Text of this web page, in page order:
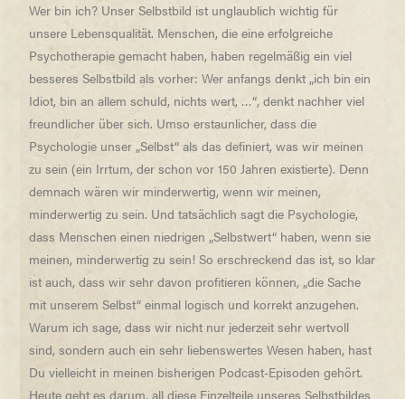
Wer bin ich? Unser Selbstbild ist unglaublich wichtig für
unsere Lebensqualität. Menschen, die eine erfolgreiche
Psychotherapie gemacht haben, haben regelmäßig ein viel
besseres Selbstbild als vorher: Wer anfangs denkt „ich bin ein
Idiot, bin an allem schuld, nichts wert, …“, denkt nachher viel
freundlicher über sich. Umso erstaunlicher, dass die
Psychologie unser „Selbst“ als das definiert, was wir meinen
zu sein (ein Irrtum, der schon vor 150 Jahren existierte). Denn
demnach wären wir minderwertig, wenn wir meinen,
minderwertig zu sein. Und tatsächlich sagt die Psychologie,
dass Menschen einen niedrigen „Selbstwert“ haben, wenn sie
meinen, minderwertig zu sein! So erschreckend das ist, so klar
ist auch, dass wir sehr davon profitieren können, „die Sache
mit unserem Selbst“ einmal logisch und korrekt anzugehen.
Warum ich sage, dass wir nicht nur jederzeit sehr wertvoll
sind, sondern auch ein sehr liebenswertes Wesen haben, hast
Du vielleicht in meinen bisherigen Podcast-Episoden gehört.
Heute geht es darum, all diese Einzelteile unseres Selbstbildes